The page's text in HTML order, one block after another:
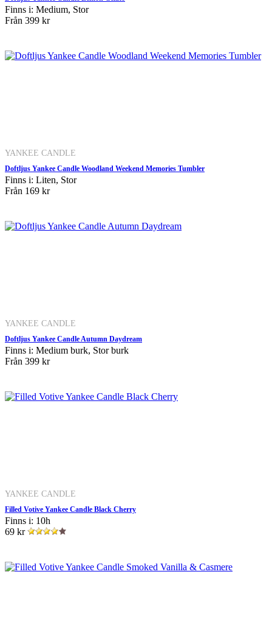
Finns i: Medium, Stor
Från 399 kr
YANKEE CANDLE
Doftljus Yankee Candle Woodland Weekend Memories Tumbler
Finns i: Liten, Stor
Från 169 kr
YANKEE CANDLE
Doftljus Yankee Candle Autumn Daydream
Finns i: Medium burk, Stor burk
Från 399 kr
YANKEE CANDLE
Filled Votive Yankee Candle Black Cherry
Finns i: 10h
69 kr